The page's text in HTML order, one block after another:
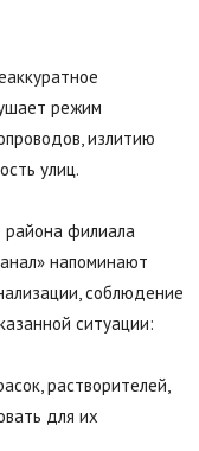
режим
излитию
улиц.
района филиала
напоминают
соблюдение
ситуации:
растворителей,
для их